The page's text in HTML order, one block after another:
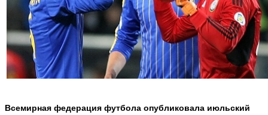
Всемирная федерация футбола опубликовала июльский